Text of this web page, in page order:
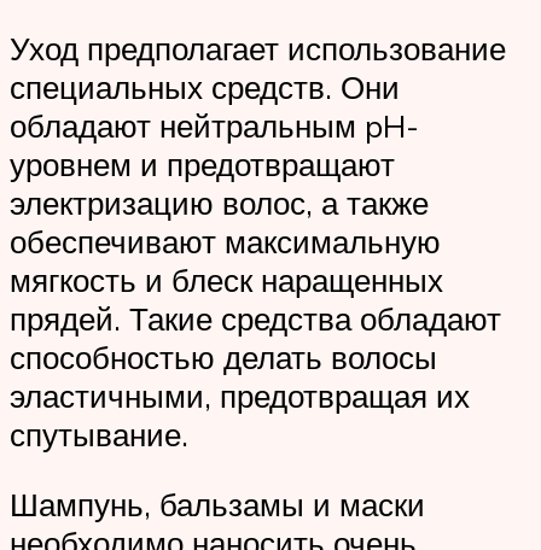
Уход предполагает использование
специальных средств. Они
обладают нейтральным pH-
уровнем и предотвращают
электризацию волос, а также
обеспечивают максимальную
мягкость и блеск наращенных
прядей. Такие средства обладают
способностью делать волосы
эластичными, предотвращая их
спутывание.
Шампунь, бальзамы и маски